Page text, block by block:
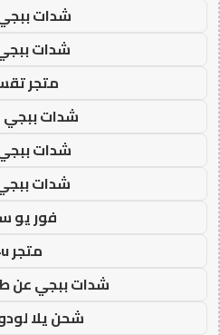
شدات ببجي
شدات
متجر
شدات
شدات ببجي
شدات
فور يو
متجر 4u
شدات ببجي عن
شحن يلا